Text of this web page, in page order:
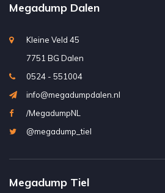
Megadump Dalen
Kleine Veld 45
7751 BG Dalen
0524 - 551004
info@megadumpdalen.nl
/MegadumpNL
@megadump_tiel
Megadump Tiel